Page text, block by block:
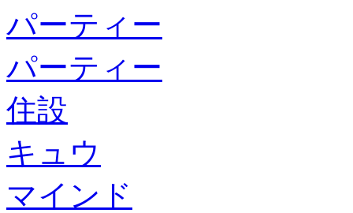
パーティー
パーティー
住設
キュウ
マインド